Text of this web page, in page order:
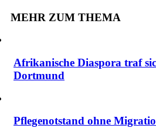
MEHR ZUM THEMA
Afrikanische Diaspora traf
Dortmund
Pflegenotstand ohne